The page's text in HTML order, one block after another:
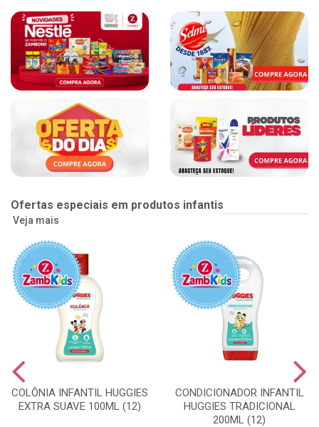
Ofertas especiais em produtos infantis
Veja mais
COLÔNIA INFANTIL HUGGIES
EXTRA SUAVE 100ML (12)
CONDICIONADOR INFANTIL
HUGGIES TRADICIONAL
200ML (12)